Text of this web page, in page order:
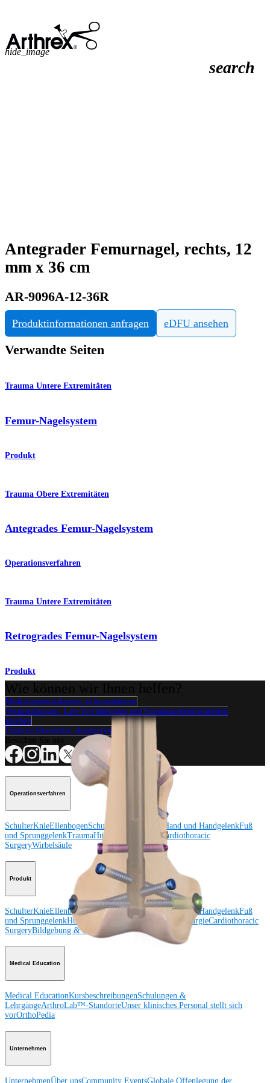
search
hide_image
Antegrader Femurnagel, rechts, 12
mm x 36 cm
AR-9096A-12-36R
Produktinformationen anfragen eDFU ansehen
Verwandte Seiten
Trauma Untere Extremitäten
Femur-Nagelsystem
Produkt
Trauma Obere Extremitäten
Antegrades Femur-Nagelsystem
Operationsverfahren
Trauma Untere Extremitäten
Retrogrades Femur-Nagelsystem
Produkt
Medizinproduktberater:in kontaktieren
Veranstaltungen, Lab-Vorführungen und Schulungsmöglichkeiten
ansehen
Unseren Newsletter abonnieren
Operationsverfahren
SchulterKnieEllenbogenSchulterendoprothetik Hand und HandgelenkFuß
und SprunggelenkTraumaHüfte
Cardiothoracic
SurgeryWirbelsäule
Produkt
SchulterKnieEllenbogenSchulterendoprothetik Hand und HandgelenkFuß
und SprunggelenkHüfte Orthobiologie Herz-ThoraxchirurgieCardiothoracic
SurgeryBildgebung & Resektion
Medical Education
Medical EducationKursbeschreibungenSchulungen &
LehrgängeArthroLab™-StandorteUnser klinisches Personal stellt sich
vorOrthoPedia
Unternehmen
UnternehmenÜber unsCommunity EventsGlobale Offenlegung der